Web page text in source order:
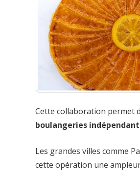
Cette collaboration permet
boulangeries
Les grandes villes comme
cette opération une